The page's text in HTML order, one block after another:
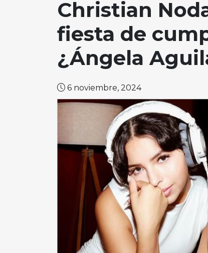
Christian
fiesta de
¿Ángela
6 noviembre, 2024